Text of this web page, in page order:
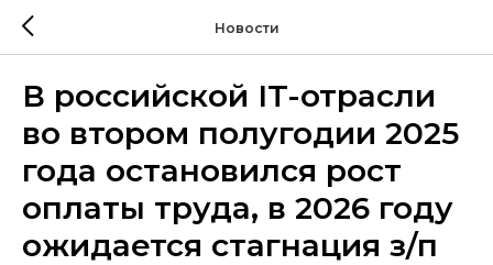
Новости
В российской IT-отрасли
во втором полугодии 2025
года остановился рост
оплаты труда, в 2026 году
ожидается стагнация з/п